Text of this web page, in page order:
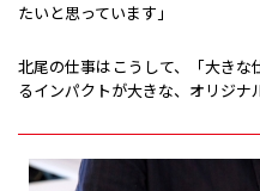
たいと思っています」
北尾の仕事はこうして、「大き
るインパクトが大きな、オリジナ